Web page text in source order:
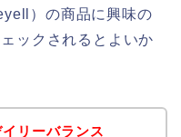
）の商品に興味の
ックされるとよいか
リーバランス